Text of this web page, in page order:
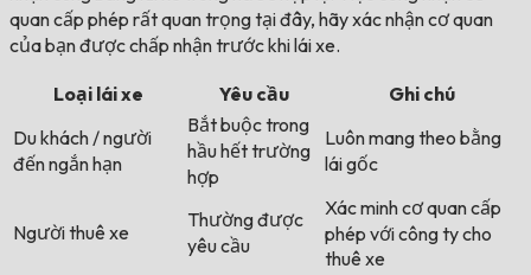
quan cấp phép rất quan trọng tại đây, hãy xác nhận cơ quan
của bạn được chấp nhận trước khi lái xe.
Loại lái xe Yêu cầu
Ghi chú
Du khách / người
đến ngắn hạn
Bắt buộc trong
hầu hết trường
hợp
Luôn mang theo bằng
lái gốc
Người thuê xe
Thường được
yêu cầu
Xác minh cơ quan cấp
phép với công ty cho
thuê xe